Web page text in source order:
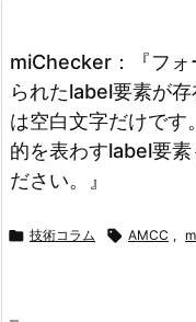
miChecker：『フォ
られたlabel要素が
は空白文字だけです
的を表わすlabel要
ださい。』
 技術コラム  AMCC ,